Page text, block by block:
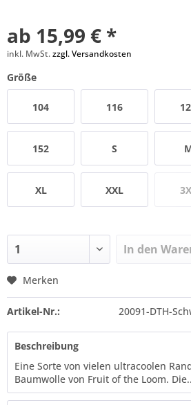
ab 15,99 € *
inkl. MwSt.zzgl. Versandkosten
Größe
104 116
152 S
XL XXL
In den
Merken
Artikel-Nr.: 20091-DTH-
Beschreibung
Eine Sorte von vielen ultracoolen
Baumwolle von Fruit of the Loom.